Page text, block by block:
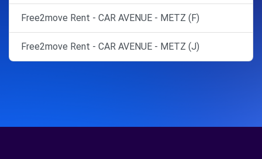
Free2move Rent - CAR AVENUE - METZ (F)
Free2move Rent - CAR AVENUE - METZ (J)